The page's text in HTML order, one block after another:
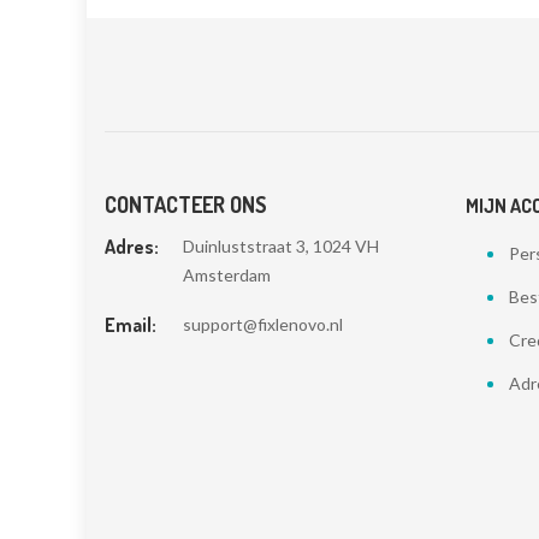
CONTACTEER ONS
Adres:
Duinluststraat 3, 1024 VH
Amsterdam
Email: support@fixlenovo.nl
MIJN